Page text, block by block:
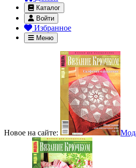
Каталог
Войти
Избранное
Меню
Новое на сайте: